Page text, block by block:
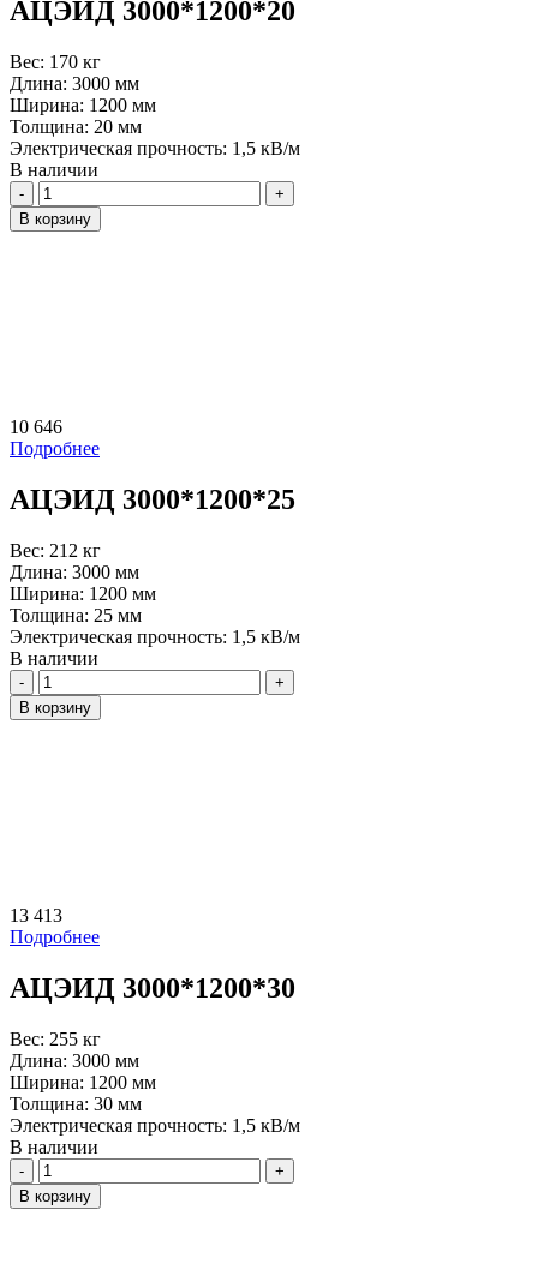
АЦЭИД 3000*1200*20
Вес: 170 кг
Длина: 3000 мм
Ширина: 1200 мм
Толщина: 20 мм
Электрическая прочность: 1,5 кВ/м
В наличии
Количество
В корзину
10 646
Подробнее
АЦЭИД 3000*1200*25
Вес: 212 кг
Длина: 3000 мм
Ширина: 1200 мм
Толщина: 25 мм
Электрическая прочность: 1,5 кВ/м
В наличии
Количество
В корзину
13 413
Подробнее
АЦЭИД 3000*1200*30
Вес: 255 кг
Длина: 3000 мм
Ширина: 1200 мм
Толщина: 30 мм
Электрическая прочность: 1,5 кВ/м
В наличии
Количество
В корзину